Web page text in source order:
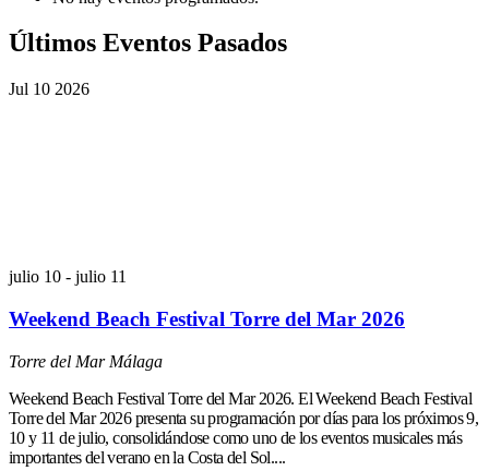
Últimos Eventos Pasados
Jul 10 2026
julio 10 - julio 11
Weekend Beach Festival Torre del Mar 2026
Torre del Mar Málaga
Weekend Beach Festival Torre del Mar 2026. El Weekend Beach Festival
Torre del Mar 2026 presenta su programación por días para los próximos 9,
10 y 11 de julio, consolidándose como uno de los eventos musicales más
importantes del verano en la Costa del Sol....